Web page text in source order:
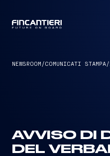
NEWSROOM /COMUNICATI STAMPA/
AVVISO DI
DEL